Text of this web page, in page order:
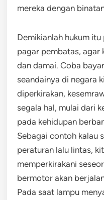
mereka dengan
Demikianlah hukum
pagar pembatas, agar
dan damai. Coba
seandainya di negara
diperkirakan,
segala hal, mulai dari
pada kehidupan
Sebagai contoh kalau
peraturan lalu lintas,
memperkirakani
bermotor akan
Pada saat lampu